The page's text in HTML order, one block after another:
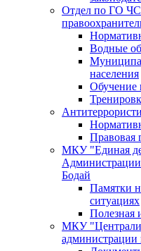
Отдел по ГО ЧС
Водные
населения
Обучение
Правовая
МКУ "Единая
Администрации
Бодай
Памятки
ситуациях
Полезная
МКУ
администрации